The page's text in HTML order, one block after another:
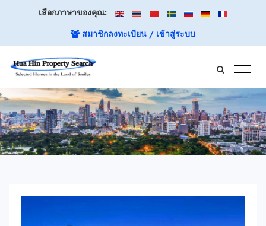
เลือกภาษาของคุณ:
สมาชิกลงทะเบียน / เข้าสู่ระบบ